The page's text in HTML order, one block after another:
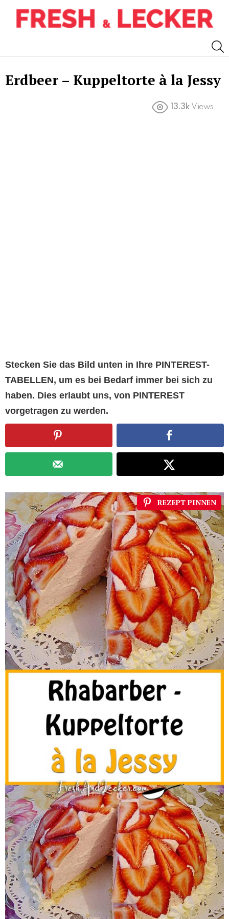
Erdbeer – Kuppeltorte à la Jessy
13.3k Views
Stecken Sie das Bild unten in Ihre PINTEREST-
TABELLEN, um es bei Bedarf immer bei sich zu
haben. Dies erlaubt uns, von PINTEREST
vorgetragen zu werden.
REZEPT PINNEN